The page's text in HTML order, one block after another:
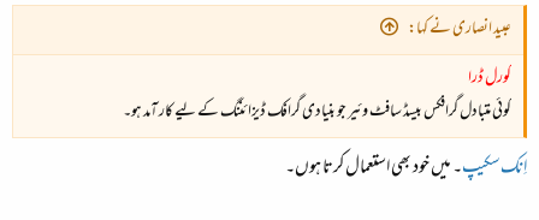
عبید انصاری نے کہا:
کورل ڈرا
کوئی متبادل گرافکس بیسڈ سافٹ وئیر جو بنیادی گرافک ڈیزائننگ کے لیے کار آمد ہو۔
اِنک‌سکیپ۔ میں خود بھی استعمال کرتا ہوں۔